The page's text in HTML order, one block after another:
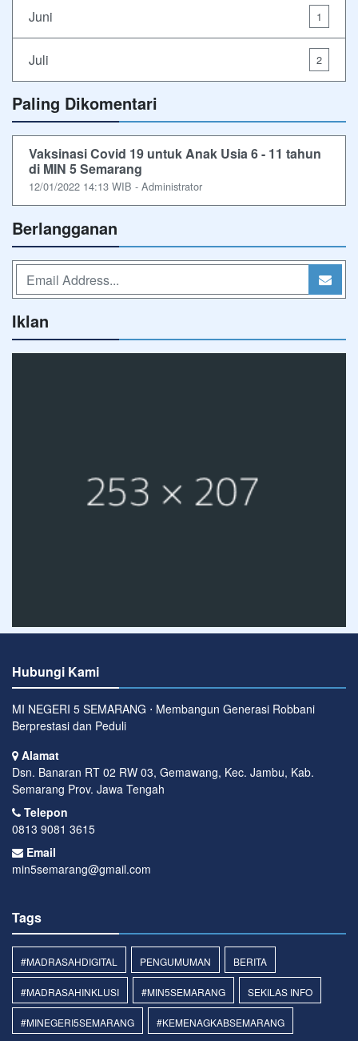
Juni 1
Juli 2
Paling Dikomentari
Vaksinasi Covid 19 untuk Anak Usia 6 - 11 tahun
di MIN 5 Semarang
12/01/2022 14:13 WIB - Administrator
Berlangganan
Iklan
Hubungi Kami
MI NEGERI 5 SEMARANG ⋅ Membangun Generasi Robbani
Berprestasi dan Peduli
Alamat
Dsn. Banaran RT 02 RW 03, Gemawang, Kec. Jambu, Kab.
Semarang Prov. Jawa Tengah
Telepon
0813 9081 3615
Email
min5semarang@gmail.com
Tags
#MADRASAHDIGITAL PENGUMUMAN BERITA
#MADRASAHINKLUSI #MIN5SEMARANG SEKILAS INFO
#MINEGERI5SEMARANG #KEMENAGKABSEMARANG